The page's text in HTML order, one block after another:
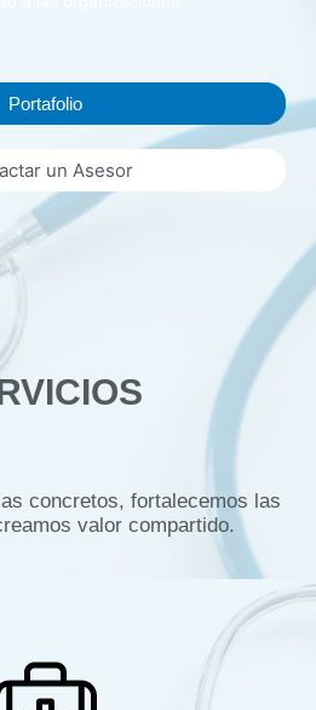
Portafolio
un Asesor
concretos, fortalecemos las
valor compartido.